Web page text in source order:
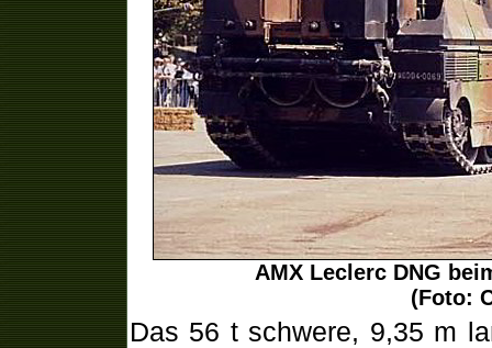
AMX Leclerc DNG
(Foto:
Das 56 t schwere, 9,35 m